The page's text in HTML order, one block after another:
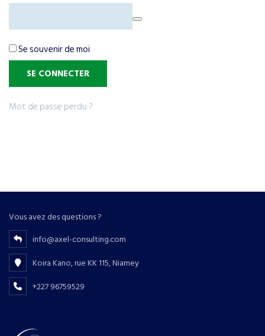
Se souvenir de moi
SE CONNECTER
Mot de passe perdu ?
Vous avez des questions ?
info@axel-consulting.com
Koira Kano, rue KK 115, Niamey
+227 96759529